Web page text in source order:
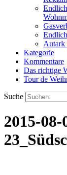
Autark
Kategorie
Kommentare
Das richtige
Tour de
Suche
2015-08-